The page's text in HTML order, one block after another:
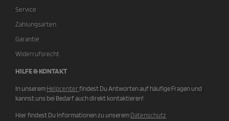
Service
Zahlungsarten
Garantie
Widerrufsrecht
HILFE & KONTAKT
In unserem Helpcenter findest Du Antworten auf häufige Fragen und
kannst uns bei Bedarf auch direkt kontaktieren!
Hier findest Du Informationen zu unserem Datenschutz